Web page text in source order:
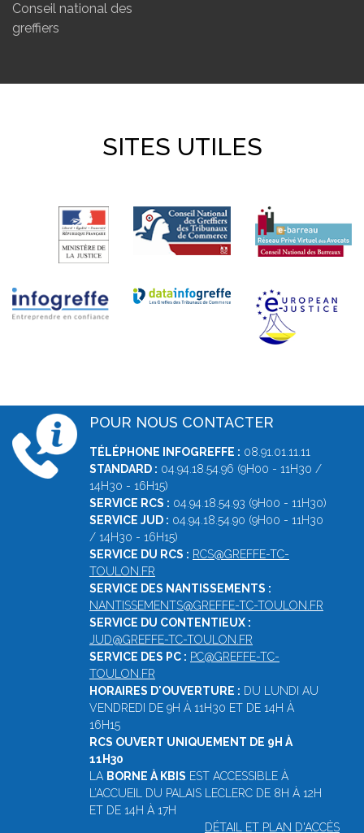
Conseil national des
greffiers
SITES UTILES
POUR NOUS CONTACTER
TÉLÉPHONE INFOGREFFE : 08.91.01.11.11
STANDARD : 04.94.18.54.96 (9H00 - 11H30 /
14H30 - 16H15)
SERVICE RCS : 04.94.18.54.93 (9H00 - 11H30)
SERVICE JUD : 04.94.18.54.90 (9H00 - 11H30
/ 14H30 - 16H15)
SERVICE DU RCS : RCS@GREFFE-TC-
TOULON.FR
SERVICE DES NANTISSEMENTS :
NANTISSEMENTS@GREFFE-TC-TOULON.FR
SERVICE DU CONTENTIEUX :
JUD@GREFFE-TC-TOULON.FR
SERVICE DES PC : PC@GREFFE-TC-
TOULON.FR
HORAIRES D'OUVERTURE : DU LUNDI AU
VENDREDI DE 9H À 11H30 ET DE 14H À
16H15
RCS OUVERT UNIQUEMENT DE 9H À
11H30
LA BORNE À KBIS EST ACCESSIBLE À
L’ACCUEIL DU PALAIS LECLERC DE 8H À 12H
ET DE 14H À 17H
DÉTAIL ET PLAN D'ACCÈS